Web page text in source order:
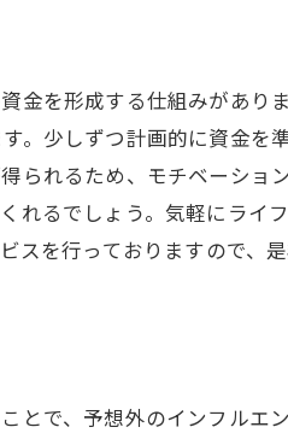
金を形成する仕組みがあり
。少しずつ計画的に資金を
られるため、モチベーショ
れるでしょう。気軽にライ
を行っておりますので、
とで、予想外のインフルエ